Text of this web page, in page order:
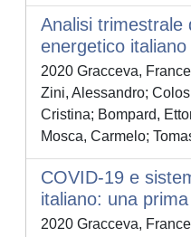
Analisi trimestrale
energetico italiano
2020 Gracceva,
Zini, Alessandro;
Cristina; Bompard,
Mosca, Carmelo;
COVID-19 e
italiano: una
2020 Gracceva,